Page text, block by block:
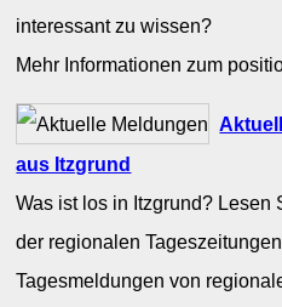
interessant zu wissen?
Mehr Informationen zum
aus Itzgrund
Was ist los in Itzgrund? Lesen
der regionalen
Tagesmeldungen von